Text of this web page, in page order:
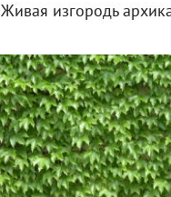
Живая изгородь